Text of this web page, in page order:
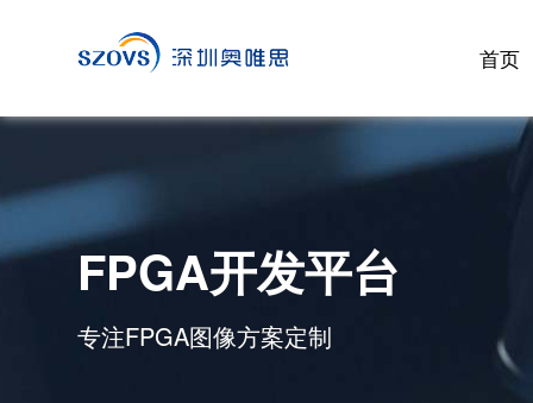
首页
FPGA开发平台
专注FPGA图像方案定制